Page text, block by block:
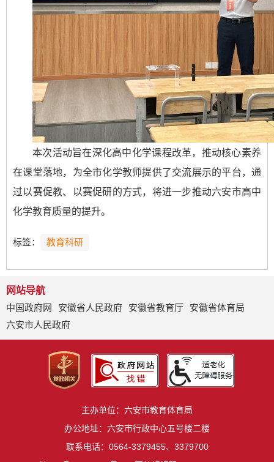
本次活动旨在深化高中化学课程改革，推动核心素养
在课堂落地，为全市化学教师提供了交流展示的平台，通
过以赛促教、以赛促研的方式，将进一步推动六安市高中
化学教育质量的提升。
标签： 教育科研
网站导航
中国政府网
安徽省人民政府 安徽省教育厅
安徽省体育局
六安市人民政府
主办单位：六安市教育体育局
办公地址：六安市行政中心五号楼二楼
联系电话：0564-3379455、3379700